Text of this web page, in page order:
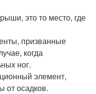
это то место, где
призванные
когда
ног.
элемент,
от осадков.